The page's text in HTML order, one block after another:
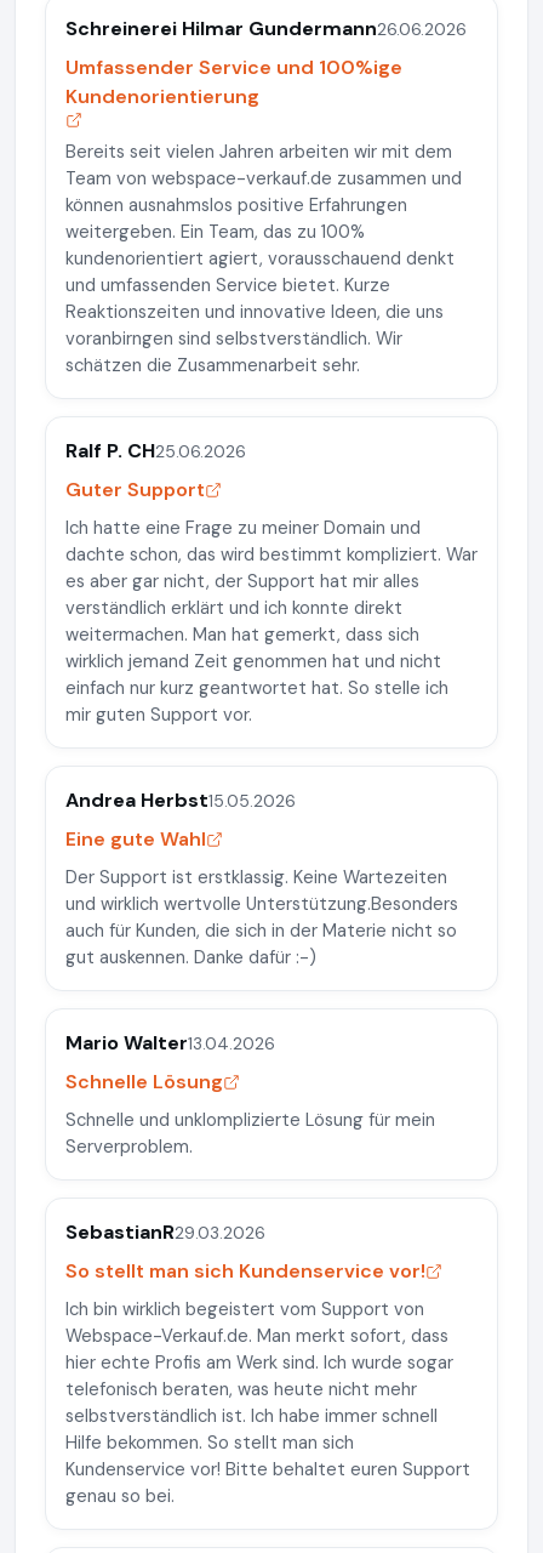
Schreinerei Hilmar Gundermann26.06.2026
Umfassender Service und 100%ige
Kundenorientierung
Bereits seit vielen Jahren arbeiten wir mit dem
Team von webspace-verkauf.de zusammen und
können ausnahmslos positive Erfahrungen
weitergeben. Ein Team, das zu 100%
kundenorientiert agiert, vorausschauend denkt
und umfassenden Service bietet. Kurze
Reaktionszeiten und innovative Ideen, die uns
voranbirngen sind selbstverständlich. Wir
schätzen die Zusammenarbeit sehr.
Ralf P. CH25.06.2026
Guter Support
Ich hatte eine Frage zu meiner Domain und
dachte schon, das wird bestimmt kompliziert. War
es aber gar nicht, der Support hat mir alles
verständlich erklärt und ich konnte direkt
weitermachen. Man hat gemerkt, dass sich
wirklich jemand Zeit genommen hat und nicht
einfach nur kurz geantwortet hat. So stelle ich
mir guten Support vor.
Andrea Herbst15.05.2026
Eine gute Wahl
Der Support ist erstklassig. Keine Wartezeiten
und wirklich wertvolle Unterstützung.Besonders
auch für Kunden, die sich in der Materie nicht so
gut auskennen. Danke dafür :-)
Mario Walter13.04.2026
Schnelle Lösung
Schnelle und unklomplizierte Lösung für mein
Serverproblem.
SebastianR29.03.2026
So stellt man sich Kundenservice vor!
Ich bin wirklich begeistert vom Support von
Webspace-Verkauf.de. Man merkt sofort, dass
hier echte Profis am Werk sind. Ich wurde sogar
telefonisch beraten, was heute nicht mehr
selbstverständlich ist. Ich habe immer schnell
Hilfe bekommen. So stellt man sich
Kundenservice vor! Bitte behaltet euren Support
genau so bei.